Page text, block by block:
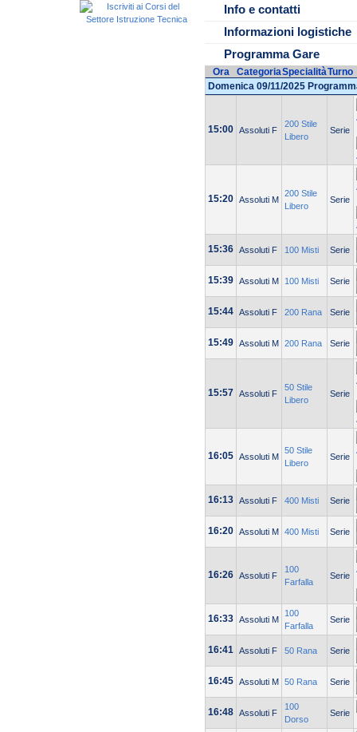
Info e contatti
Informazioni logistiche
15.00 INIZIO
Programma Gare
Ora CategoriaSpecialitàTurno
Domenica 09/11/2025
15:00 Assoluti F
200 Stile
Libero
Serie
15:20 Assoluti M
200 Stile
Libero
Serie
15:36 Assoluti F 100 Misti Serie
15:39 Assoluti M 100 Misti Serie
15:44 Assoluti F 200 Rana Serie
15:49 Assoluti M 200 Rana Serie
15:57 Assoluti F
50 Stile
Libero
Serie
16:05 Assoluti M
50 Stile
Libero
Serie
16:13 Assoluti F 400 Misti Serie
16:20 Assoluti M 400 Misti Serie
16:26 Assoluti F
100
Farfalla
Serie
16:33 Assoluti M
100
Farfalla
Serie
16:41 Assoluti F 50 Rana Serie
16:45 Assoluti M 50 Rana Serie
16:48 Assoluti F
100
Dorso
Serie